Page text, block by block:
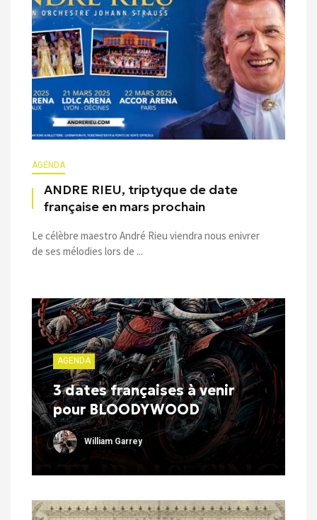
AGENDA
ANDRE RIEU, triptyque de date
française en mars prochain
Le célèbre maestro André Rieu viendra nous enivrer
de ses mélodies lors de ...
AGENDA
3 dates françaises à venir
pour BLOODYWOOD
William Garrey